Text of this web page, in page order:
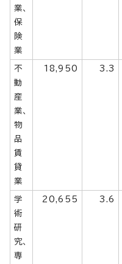
業、
保
険
業
不
動
産
業、
物
品
賃
貸
業
18,950 3.3
学
術
研
究、
専
20,655 3.6